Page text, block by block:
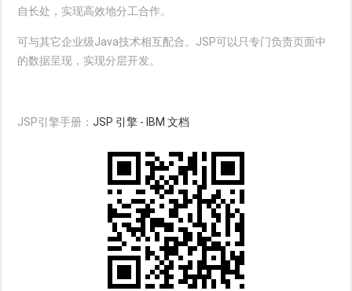
自长处，实现高效地分工合作。
可与其它企业级Java技术相互配合。JSP可以只专门负责页面中
的数据呈现，实现分层开发。
JSP引擎手册：JSP 引擎 - IBM 文档